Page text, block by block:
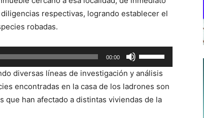
respectivas, logrando establecer el
robadas.
00:00
las
teclas
de
flecha
diversas líneas de investigación y análisis
encontradas en la casa de los ladrones son
han afectado a distintas viviendas de la